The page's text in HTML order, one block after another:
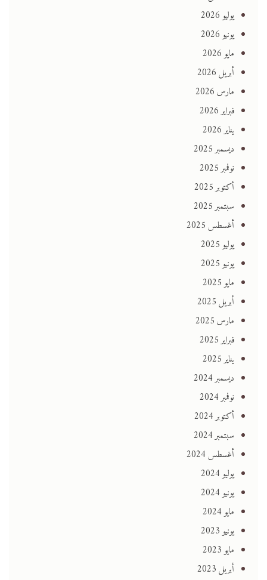
يوليو 2026
يونيو 2026
مايو 2026
أبريل 2026
مارس 2026
فبراير 2026
يناير 2026
ديسمبر 2025
نوفمبر 2025
أكتوبر 2025
سبتمبر 2025
أغسطس 2025
يوليو 2025
يونيو 2025
مايو 2025
أبريل 2025
مارس 2025
فبراير 2025
يناير 2025
ديسمبر 2024
نوفمبر 2024
أكتوبر 2024
سبتمبر 2024
أغسطس 2024
يوليو 2024
يونيو 2024
مايو 2024
يونيو 2023
مايو 2023
أبريل 2023